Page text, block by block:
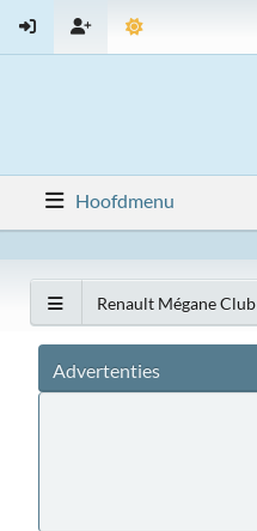
Hoofdmenu
Renault Mégane Club
Advertenties